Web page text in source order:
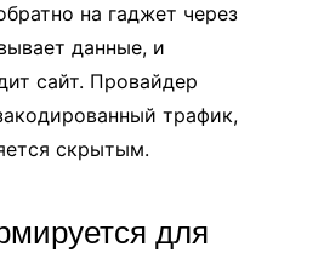
на гаджет через
данные, и
сайт. Провайдер
трафик,
скрытым.
для